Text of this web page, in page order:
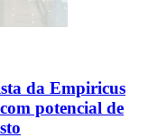
da Empiricus
potencial de